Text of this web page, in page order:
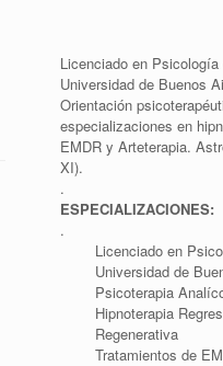
Licenciado en Psicología
Universidad de Buenos
Orientación
especializaciones en
EMDR y Arteterapia.
XI).
.
ESPECIALIZACIONES:
.
Licenciado en
Universidad de
Psicoterapia
Hipnoterapia
Regenerativa
Tratamientos de